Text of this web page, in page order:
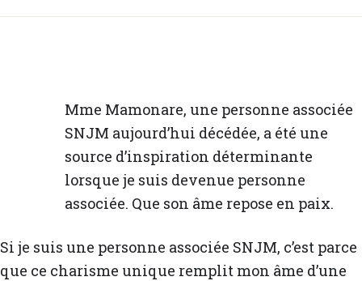
Mme Mamonare, une personne associée
SNJM aujourd’hui décédée, a été une
source d’inspiration déterminante
lorsque je suis devenue personne
associée. Que son âme repose en paix.
Si je suis une personne associée SNJM, c’est parce
que ce charisme unique remplit mon âme d’une